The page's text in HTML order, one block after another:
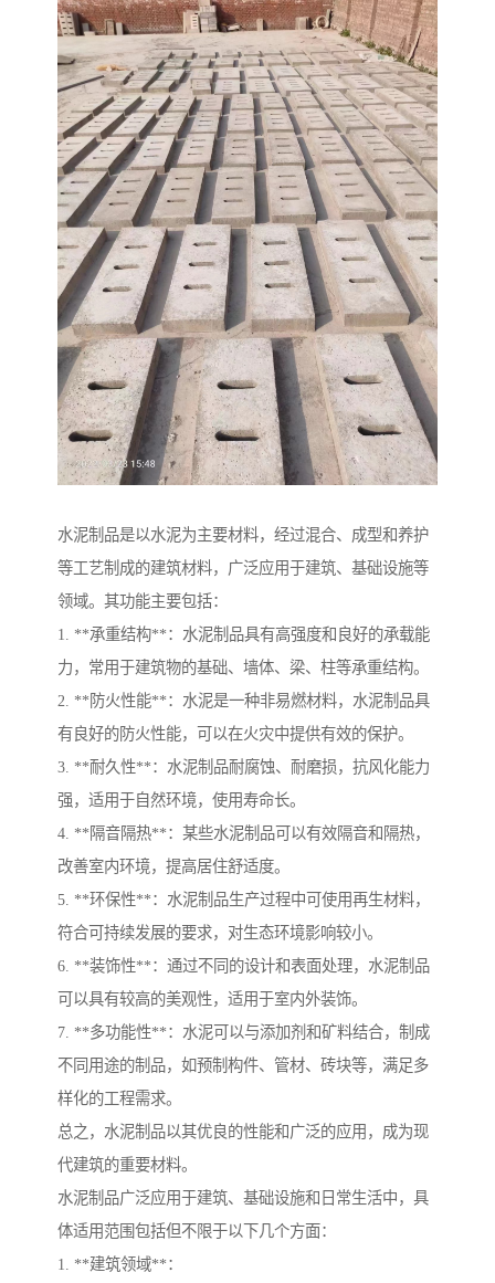
水泥制品是以水泥为主要材料，经过混合、成型和养护
等工艺制成的建筑材料，广泛应用于建筑、基础设施等
领域。其功能主要包括：
1. **承重结构**：水泥制品具有高强度和良好的承载能
力，常用于建筑物的基础、墙体、梁、柱等承重结构。
2. **防火性能**：水泥是一种非易燃材料，水泥制品具
有良好的防火性能，可以在火灾中提供有效的保护。
3. **耐久性**：水泥制品耐腐蚀、耐磨损，抗风化能力
强，适用于自然环境，使用寿命长。
4. **隔音隔热**：某些水泥制品可以有效隔音和隔热，
改善室内环境，提高居住舒适度。
5. **环保性**：水泥制品生产过程中可使用再生材料，
符合可持续发展的要求，对生态环境影响较小。
6. **装饰性**：通过不同的设计和表面处理，水泥制品
可以具有较高的美观性，适用于室内外装饰。
7. **多功能性**：水泥可以与添加剂和矿料结合，制成
不同用途的制品，如预制构件、管材、砖块等，满足多
样化的工程需求。
总之，水泥制品以其优良的性能和广泛的应用，成为现
代建筑的重要材料。
水泥制品广泛应用于建筑、基础设施和日常生活中，具
体适用范围包括但不限于以下几个方面：
1. **建筑领域**：